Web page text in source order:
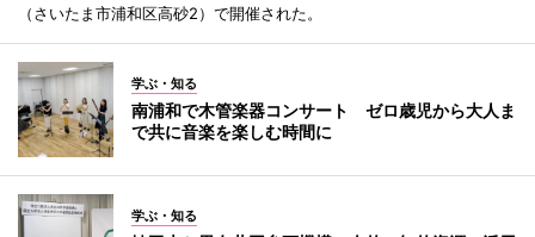
（さいたま市浦和区高砂2）で開催された。
学ぶ・知る
南浦和で木管楽器コンサート ゼロ歳児から大人ま
で共に音楽を楽しむ時間に
学ぶ・知る